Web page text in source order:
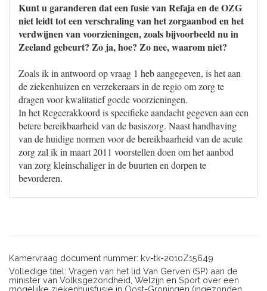
Kunt u garanderen dat een fusie van Refaja en de OZG
niet leidt tot een verschraling van het zorgaanbod en het
verdwijnen van voorzieningen, zoals bijvoorbeeld nu in
Zeeland gebeurt? Zo ja, hoe? Zo nee, waarom niet?
Zoals ik in antwoord op vraag 1 heb aangegeven, is het aan
de ziekenhuizen en verzekeraars in de regio om zorg te
dragen voor kwalitatief goede voorzieningen.
In het Regeerakkoord is specifieke aandacht gegeven aan een
betere bereikbaarheid van de basiszorg. Naast handhaving
van de huidige normen voor de bereikbaarheid van de acute
zorg zal ik in maart 2011 voorstellen doen om het aanbod
van zorg kleinschaliger in de buurten en dorpen te
bevorderen.
Kamervraag document nummer: kv-tk-2010Z15649
Volledige titel: Vragen van het lid Van Gerven (SP) aan de
minister van Volksgezondheid, Welzijn en Sport over een
mogelijke ziekenhuisfusie in Oost-Groningen (ingezonden